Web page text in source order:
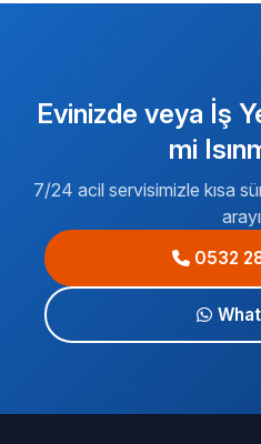
Evinizde veya İş
mi
7/24 acil servisimizle kısa
0532